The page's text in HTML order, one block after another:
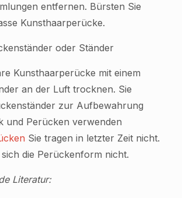
entfernen. Bürsten Sie
Kunsthaarperücke.
oder Ständer
Kunsthaarperücke mit einem
an der Luft trocknen. Sie
zur Aufbewahrung
und Perücken verwenden
Sie tragen in letzter Zeit nicht.
die Perückenform nicht.
Literatur: